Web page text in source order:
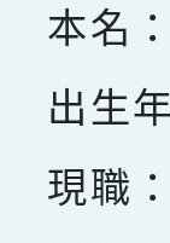
本名：
出生
現職